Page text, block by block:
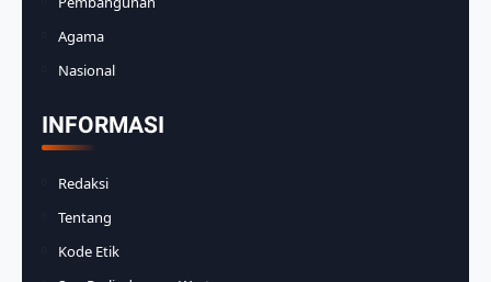
Agama
Nasional
INFORMASI
Redaksi
Tentang
Kode Etik